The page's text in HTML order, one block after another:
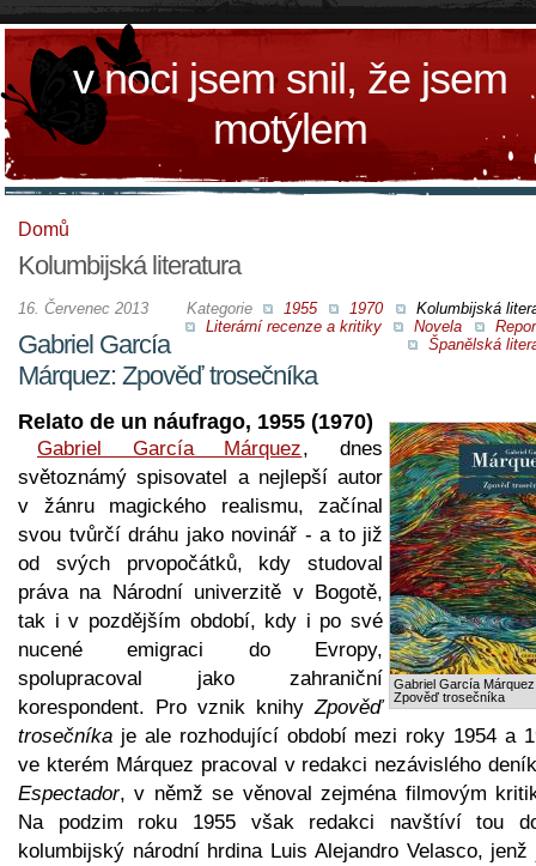
v noci jsem snil, že jsem
motýlem
Domů
Kolumbijská literatura
Kategorie 1955 1970
Kolumbijská
Literární recenze a kritiky
Novela
Španělská
16. Červenec 2013
Gabriel García
Márquez: Zpověď trosečníka
Gabriel García
Zpověď trosečníka
Relato de un náufrago, 1955 (1970)
Gabriel García Márquez, dnes
světoznámý spisovatel a nejlepší autor
v žánru magického realismu, začínal
svou tvůrčí dráhu jako novinář - a to již
od svých prvopočátků, kdy studoval
práva na Národní univerzitě v Bogotě,
tak i v pozdějším období, kdy i po své
nucené emigraci do Evropy,
spolupracoval jako zahraniční
korespondent. Pro vznik knihy Zpověď
trosečníka je ale rozhodující období mezi roky 1954 a
ve kterém Márquez pracoval v redakci nezávislého
Espectador, v němž se věnoval zejména filmovým
Na podzim roku 1955 však redakci navštíví tou
kolumbijský národní hrdina Luis Alejandro Velasco, jenž